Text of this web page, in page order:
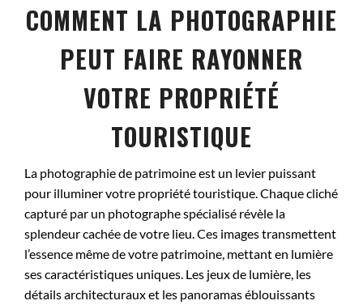
COMMENT LA PHOTOGRAPHIE
PEUT FAIRE RAYONNER
VOTRE PROPRIÉTÉ
TOURISTIQUE
La photographie de patrimoine est un levier puissant
pour illuminer votre propriété touristique. Chaque cliché
capturé par un photographe spécialisé révèle la
splendeur cachée de votre lieu. Ces images transmettent
l’essence même de votre patrimoine, mettant en lumière
ses caractéristiques uniques. Les jeux de lumière, les
détails architecturaux et les panoramas éblouissants